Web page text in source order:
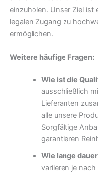
einzuholen. Unser Ziel ist
legalen Zugang zu
ermöglichen.
Weitere häufige Fragen:
Wie ist die
ausschließlich
Lieferanten
alle unsere
Sorgfältige
garantieren
Wie lange
variieren je